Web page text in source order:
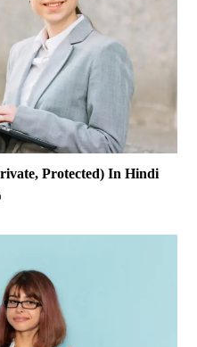
Protected) In Hindi